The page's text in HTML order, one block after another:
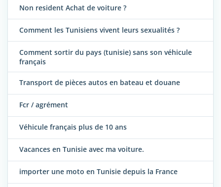
Non resident Achat de voiture ?
Comment les Tunisiens vivent leurs sexualités ?
Comment sortir du pays (tunisie) sans son véhicule
français
Transport de pièces autos en bateau et douane
Fcr / agrément
Véhicule français plus de 10 ans
Vacances en Tunisie avec ma voiture.
importer une moto en Tunisie depuis la France